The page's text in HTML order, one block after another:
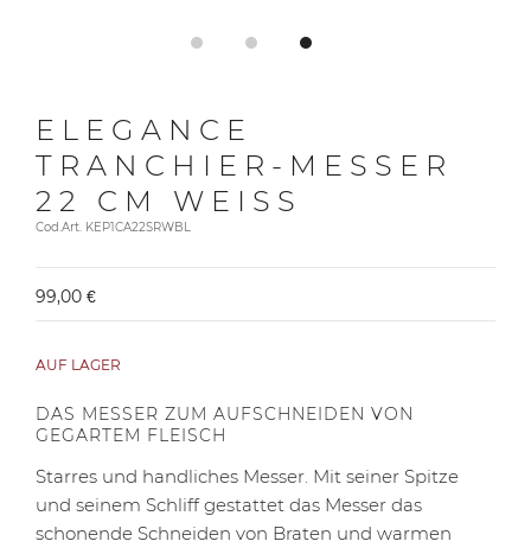
ELEGANCE
TRANCHIER-MESSER
22 CM WEISS
Cod.Art. KEP1CA22SRWBL
99,00 €
AUF LAGER
DAS MESSER ZUM AUFSCHNEIDEN VON
GEGARTEM FLEISCH
Starres und handliches Messer. Mit seiner Spitze
und seinem Schliff gestattet das Messer das
schonende Schneiden von Braten und warmen